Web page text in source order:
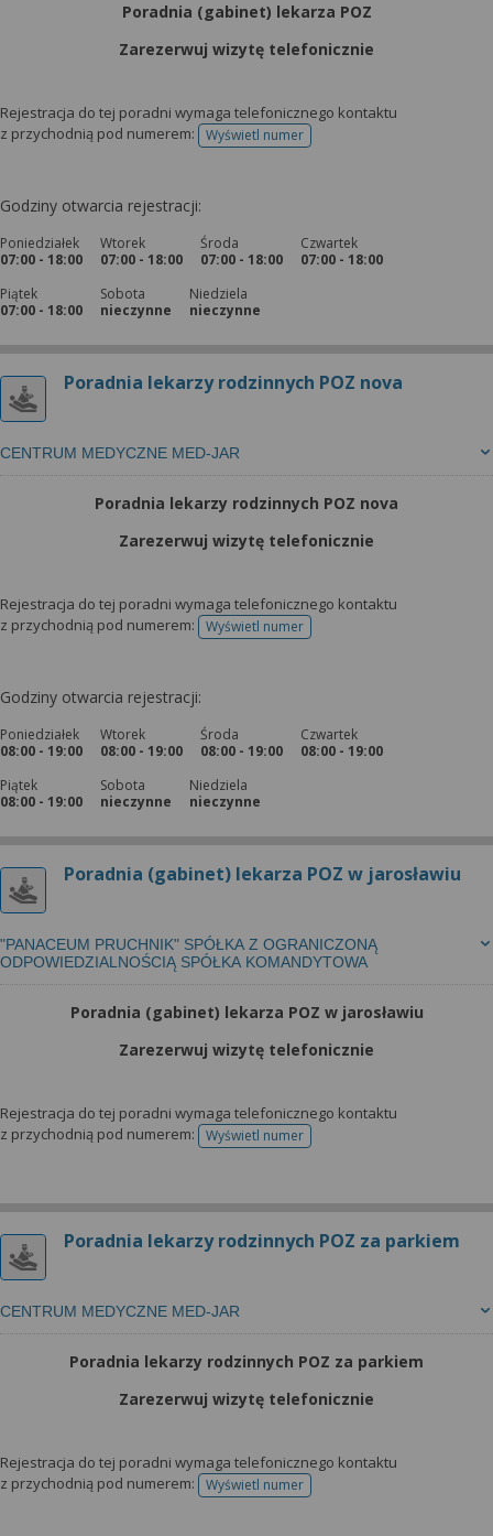
Poradnia (gabinet) lekarza POZ
Zarezerwuj wizytę telefonicznie
Rejestracja do tej poradni wymaga telefonicznego kontaktu
z przychodnią pod numerem:
Wyświetl numertelefonu do rejestracji
Godziny otwarcia rejestracji:
Poniedziałek
07:00 - 18:00
Wtorek
07:00 - 18:00
Środa
07:00 - 18:00
Czwartek
07:00 - 18:00
Piątek
07:00 - 18:00
Sobota
nieczynne
Niedziela
nieczynne
Poradnia lekarzy rodzinnych POZ nova
CENTRUM MEDYCZNE MED-JAR
Poradnia lekarzy rodzinnych POZ nova
Zarezerwuj wizytę telefonicznie
Rejestracja do tej poradni wymaga telefonicznego kontaktu
z przychodnią pod numerem:
Wyświetl numertelefonu do rejestracji
Godziny otwarcia rejestracji:
Poniedziałek
08:00 - 19:00
Wtorek
08:00 - 19:00
Środa
08:00 - 19:00
Czwartek
08:00 - 19:00
Piątek
08:00 - 19:00
Sobota
nieczynne
Niedziela
nieczynne
Poradnia (gabinet) lekarza POZ w jarosławiu
"PANACEUM PRUCHNIK" SPÓŁKA Z OGRANICZONĄ
ODPOWIEDZIALNOŚCIĄ SPÓŁKA KOMANDYTOWA
Poradnia (gabinet) lekarza POZ w jarosławiu
Zarezerwuj wizytę telefonicznie
Rejestracja do tej poradni wymaga telefonicznego kontaktu
z przychodnią pod numerem:
Wyświetl numertelefonu do rejestracji
Poradnia lekarzy rodzinnych POZ za parkiem
CENTRUM MEDYCZNE MED-JAR
Poradnia lekarzy rodzinnych POZ za parkiem
Zarezerwuj wizytę telefonicznie
Rejestracja do tej poradni wymaga telefonicznego kontaktu
z przychodnią pod numerem:
Wyświetl numertelefonu do rejestracji